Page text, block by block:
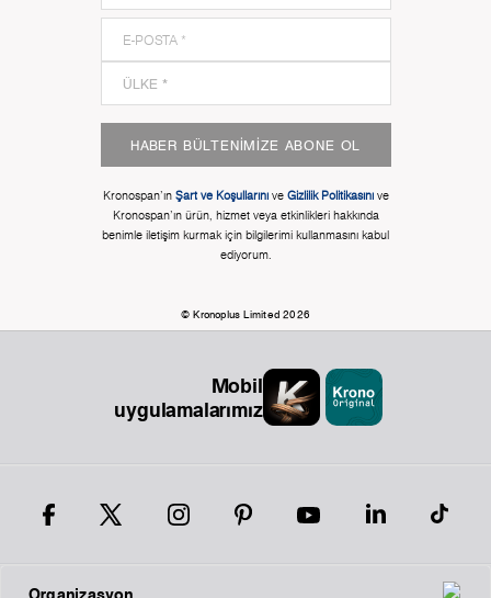
HABER BÜLTENIMIZE ABONE OL
Kronospan'ın Şart ve Koşullarınıve Gizlilik Politikasınıve
Kronospan'ın ürün, hizmet veya etkinlikleri hakkında
benimle iletişim kurmak için bilgilerimi kullanmasını kabul
ediyorum.
© Kronoplus Limited 2026
Mobil
uygulamalarımız